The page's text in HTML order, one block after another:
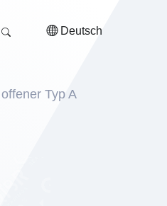
Deutsch
Typ A